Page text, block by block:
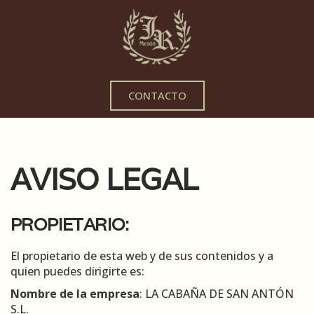
CONTACTO
AVISO LEGAL
PROPIETARIO:
El propietario de esta web y de sus contenidos y a
quien puedes dirigirte es:
Nombre de la empresa: LA CABAÑA DE SAN ANTÓN
S.L.